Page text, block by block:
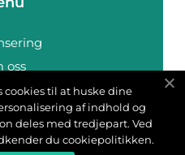
oss
oss
cookies til at huske dine
af indhold og
deles med tredjepart. Ved
du cookiepolitikken.